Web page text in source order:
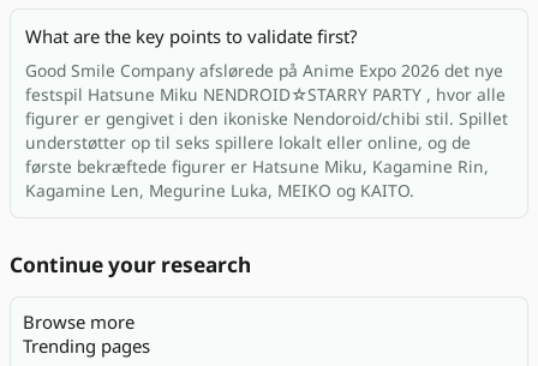
What are the key points to validate first?
Good Smile Company afslørede på Anime Expo 2026 det nye
festspil Hatsune Miku NENDROID☆STARRY PARTY , hvor alle
figurer er gengivet i den ikoniske Nendoroid/chibi stil. Spillet
understøtter op til seks spillere lokalt eller online, og de
første bekræftede figurer er Hatsune Miku, Kagamine Rin,
Kagamine Len, Megurine Luka, MEIKO og KAITO.
Continue your research
Browse more
Trending pages